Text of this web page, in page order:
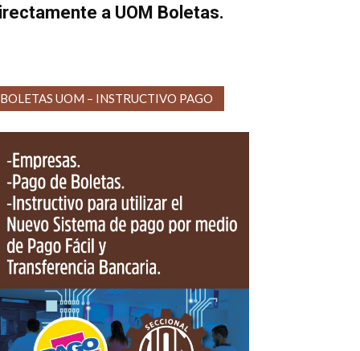
a UOM Boletas.
BOLETAS UOM – INSTRUCTIVO PAGO